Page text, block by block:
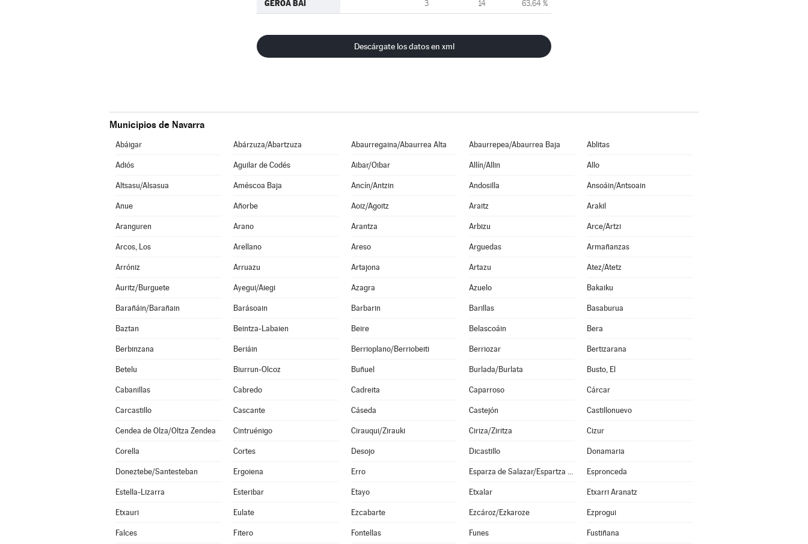
GEROA BAI 3 14 63,64 %
Descárgate los datos en xml
Municipios de Navarra
Abáigar Abárzuza/Abartzuza Abaurregaina/Abaurrea Alta Abaurrepea/Abaurrea Baja Ablitas
Adiós Aguilar de Codés Aibar/Oibar Allín/Allin Allo
Altsasu/Alsasua Améscoa Baja Ancín/Antzin Andosilla Ansoáin/Antsoain
Anue Añorbe Aoiz/Agoitz Araitz Arakil
Aranguren Arano Arantza Arbizu Arce/Artzi
Arcos, Los Arellano Areso Arguedas Armañanzas
Arróniz Arruazu Artajona Artazu Atez/Atetz
Auritz/Burguete Ayegui/Aiegi Azagra Azuelo Bakaiku
Barañáin/Barañain Barásoain Barbarin Barillas Basaburua
Baztan Beintza-Labaien Beire Belascoáin Bera
Berbinzana Beriáin Berrioplano/Berriobeiti Berriozar Bertizarana
Betelu Biurrun-Olcoz Buñuel Burlada/Burlata Busto, El
Cabanillas Cabredo Cadreita Caparroso Cárcar
Carcastillo Cascante Cáseda Castejón Castillonuevo
Cendea de Olza/Oltza Zendea Cintruénigo Cirauqui/Zirauki Ciriza/Ziritza Cizur
Corella Cortes Desojo Dicastillo Donamaria
Doneztebe/Santesteban Ergoiena Erro Esparza de Salazar/Espartza Zaraitzu Espronceda
Estella-Lizarra Esteribar Etayo Etxalar Etxarri Aranatz
Etxauri Eulate Ezcabarte Ezcároz/Ezkaroze Ezprogui
Falces Fitero Fontellas Funes Fustiñana